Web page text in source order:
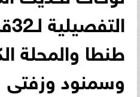
طنطا والمحلة
وسمنود وزفتى